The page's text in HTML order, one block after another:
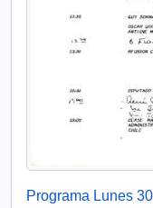
Programa Lunes